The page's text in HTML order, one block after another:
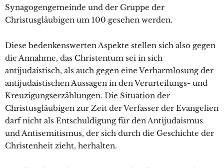
Synagogengemeinde und der Gruppe der
Christusgläubigen um 100 gesehen werden.
Diese bedenkenswerten Aspekte stellen sich also gegen
die Annahme, das Christentum sei in sich
antijudaistisch, als auch gegen eine Verharmlosung der
antijudaistischen Aussagen in den Verurteilungs- und
Kreuzigungserzählungen. Die Situation der
Christusgläubigen zur Zeit der Verfasser der Evangelien
darf nicht als Entschuldigung für den Antijudaismus
und Antisemitismus, der sich durch die Geschichte der
Christenheit zieht, herhalten.